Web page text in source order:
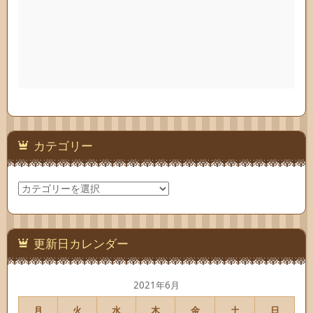
カテゴリー
カ
テ
ゴ
リ
ー 更新日カレンダー
2021年6月
月
火 水 木 金 土 日